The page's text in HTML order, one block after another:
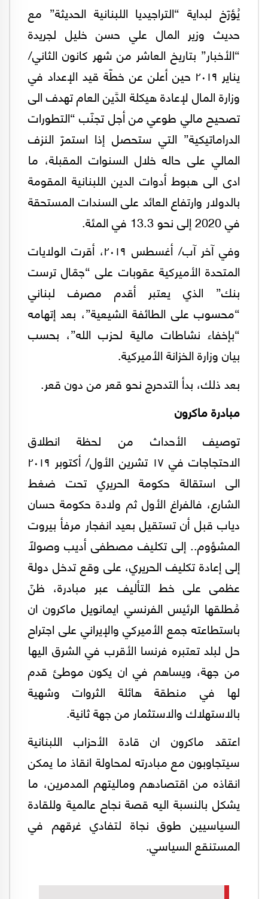
يُؤرّخ لبداية “التراجيديا اللبنانية الحديثة” مع
حديث وزير المال علي حسن خليل لجريدة
“الأخبار” بتاريخ العاشر من شهر كانون الثاني/
يناير ٢٠١٩ حين أعلن عن خطّة قيد الإعداد في
وزارة المال لإعادة هيكلة الدَّين العام تهدف الى
تصحيح مالي طوعي من أجل تجنّب “التطورات
الدراماتيكية” التي ستحصل إذا استمرّ النزف
المالي على حاله خلال السنوات المقبلة، ما
ادى الى هبوط أدوات الدين اللبنانية المقومة
بالدولار وارتفاع العائد على السندات المستحقة
في 2020 إلى نحو 13.3 في المئة.
وفي آخر آب/ أغسطس ٢٠١٩، أقرت الولايات
المتحدة الأميركية عقوبات على “جمّال ترست
بنك” الذي يعتبر أقدم مصرف لبناني
“محسوب على الطائفة الشيعية”، بعد إتهامه
“بإخفاء نشاطات مالية لحزب الله”، بحسب
بيان وزارة الخزانة الأميركية.
بعد ذلك، بدأ التدحرج نحو قعر من دون قعر.
مبادرة ماكرون
توصيف الأحداث من لحظة انطلاق
الاحتجاجات في ١٧ تشرين الأول/ أكتوبر ٢٠١٩
الى استقالة حكومة الحريري تحت ضغط
الشارع، فالفراغ الأول ثم ولادة حكومة حسان
دياب قبل أن تستقيل بعيد انفجار مرفأ بيروت
المشؤوم.. إلى تكليف مصطفى أديب وصولاً
إلى إعادة تكليف الحريري، على وقع تدخل دولة
عظمى على خط التأليف عبر مبادرة، ظنّ
مُطلقها الرئيس الفرنسي ايمانويل ماكرون ان
باستطاعته جمع الأميركي والإيراني على اجتراح
حل لبلد تعتبره فرنسا الأقرب في الشرق اليها
من جهة، ويساهم في ان يكون موطئ قدم
لها في منطقة هائلة الثروات وشهية
بالاستهلاك والاستثمار من جهة ثانية.
اعتقد ماكرون ان قادة الأحزاب اللبنانية
سيتجاوبون مع مبادرته لمحاولة انقاذ ما يمكن
انقاذه من اقتصادهم وماليتهم المدمرين، ما
يشكل بالنسبة اليه قصة نجاح عالمية وللقادة
السياسيين طوق نجاة لتفادي غرقهم في
المستنقع السياسي.